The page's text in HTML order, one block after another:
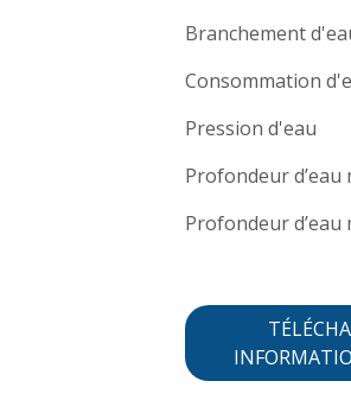
Branchement
Consommation
Pression d'eau
Profondeur d’eau
Profondeur d’eau